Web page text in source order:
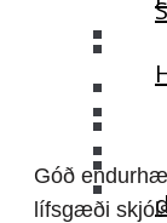
Góð
lífsgæði